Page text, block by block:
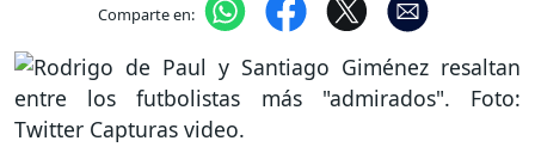
Comparte en: